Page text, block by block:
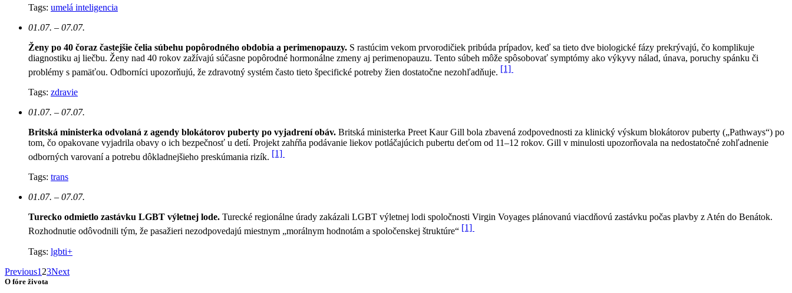
Tags: umelá inteligencia
01.07. – 07.07.
Ženy po 40 čoraz častejšie čelia súbehu popôrodného obdobia a perimenopauzy. S rastúcim vekom prvorodičiek pribúda prípadov, keď sa tieto dve biologické fázy prekrývajú, čo komplikuje
diagnostiku aj liečbu. Ženy nad 40 rokov zažívajú súčasne popôrodné hormonálne zmeny aj perimenopauzu. Tento súbeh môže spôsobovať symptómy ako výkyvy nálad, únava, poruchy spánku či
problémy s pamäťou. Odborníci upozorňujú, že zdravotný systém často tieto špecifické potreby žien dostatočne nezohľadňuje. [1]
Tags: zdravie
01.07. – 07.07.
Britská ministerka odvolaná z agendy blokátorov puberty po vyjadrení obáv. Britská ministerka Preet Kaur Gill bola zbavená zodpovednosti za klinický výskum blokátorov puberty („Pathways“) po
tom, čo opakovane vyjadrila obavy o ich bezpečnosť u detí. Projekt zahŕňa podávanie liekov potláčajúcich pubertu deťom od 11–12 rokov. Gill v minulosti upozorňovala na nedostatočné zohľadnenie
odborných varovaní a potrebu dôkladnejšieho preskúmania rizík. [1]
Tags: trans
01.07. – 07.07.
Turecko odmietlo zastávku LGBT výletnej lode. Turecké regionálne úrady zakázali LGBT výletnej lodi spoločnosti Virgin Voyages plánovanú viacdňovú zastávku počas plavby z Atén do Benátok.
Rozhodnutie odôvodnili tým, že pasažieri nezodpovedajú miestnym „morálnym hodnotám a spoločenskej štruktúre“ [1]
Tags: lgbti+
Previous1 23Next
O fóre života